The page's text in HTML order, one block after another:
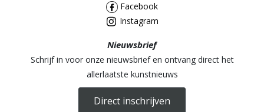
Facebook
Instagram
Nieuwsbrief
Schrijf in voor onze nieuwsbrief en ontvang direct het
allerlaatste kunstnieuws
Direct inschrijven